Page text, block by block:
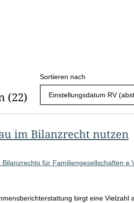
g
e
b
i
s
(22)
Sortieren nach
im Bilanzrecht nutzen
für Familiengesellschaften
birgt eine Vielzahl